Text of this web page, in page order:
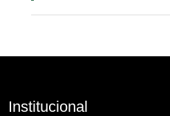
Institucional